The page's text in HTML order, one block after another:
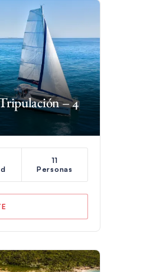
– 4
11
Personas